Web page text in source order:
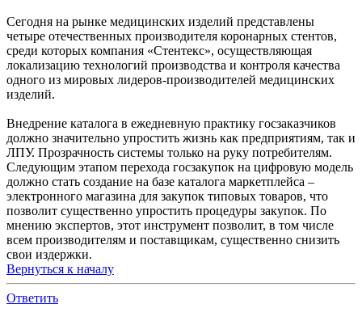
Сегодня на рынке медицинских изделий представлены
четыре отечественных производителя коронарных стентов,
среди которых компания «Стентекс», осуществляющая
локализацию технологий производства и контроля качества
одного из мировых лидеров-производителей медицинских
изделий.
Внедрение каталога в ежедневную практику госзаказчиков
должно значительно упростить жизнь как предприятиям, так и
ЛПУ. Прозрачность системы только на руку потребителям.
Следующим этапом перехода госзакупок на цифровую модель
должно стать создание на базе каталога маркетплейса –
электронного магазина для закупок типовых товаров, что
позволит существенно упростить процедуры закупок. По
мнению экспертов, этот инструмент позволит, в том числе
всем производителям и поставщикам, существенно снизить
свои издержки.
Вернуться к началу
Ответить